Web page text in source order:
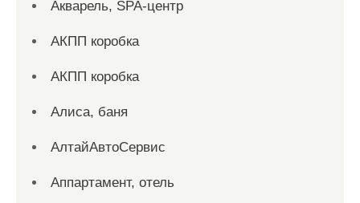
Акварель, SPA-центр
АКПП коробка
АКПП коробка
Алиса, баня
АлтайАвтоСервис
Аппартамент, отель